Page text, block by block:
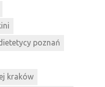
poznań
kraków